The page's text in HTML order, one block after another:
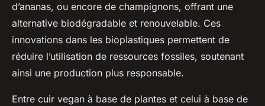
d’ananas, ou encore de champignons, offrant une
alternative biodégradable et renouvelable. Ces
innovations dans les bioplastiques permettent de
réduire l’utilisation de ressources fossiles, soutenant
ainsi une production plus responsable.
Entre cuir vegan à base de plantes et celui à base de